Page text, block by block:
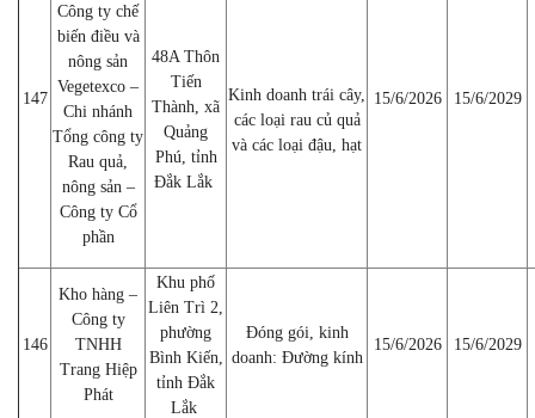
147
Công ty chế
biến điều và
nông sản
Vegetexco –
Chi nhánh
Tổng công ty
Rau quả,
nông sản –
Công ty Cổ
phần
48A Thôn
Tiến
Thành, xã
Quảng
Phú, tỉnh
Đắk Lắk
Kinh doanh trái cây,
các loại rau củ quả
và các loại đậu, hạt
15/6/2026 15/6/2029
146
Kho hàng –
Công ty
TNHH
Trang Hiệp
Phát
Khu phố
Liên Trì 2,
phường
Bình Kiến,
tỉnh Đắk
Lắk
Đóng gói, kinh
doanh: Đường kính
15/6/2026 15/6/2029